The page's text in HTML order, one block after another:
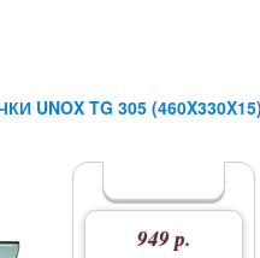
UNOX TG 305
949 р.